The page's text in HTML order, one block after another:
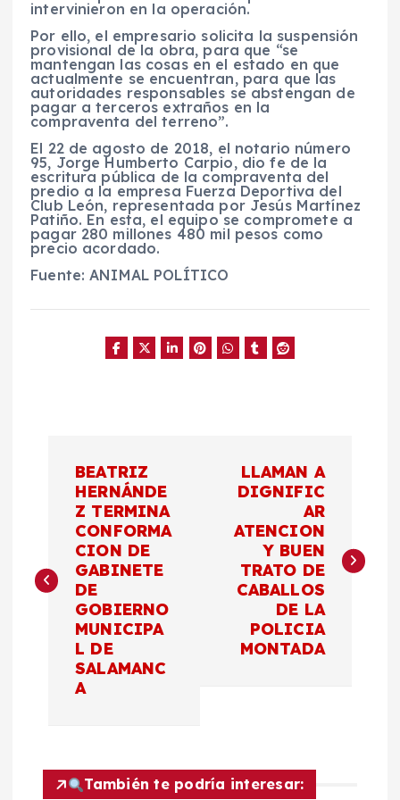
intervinieron en la operación.
Por ello, el empresario solicita la suspensión
provisional de la obra, para que “se
mantengan las cosas en el estado en que
actualmente se encuentran, para que las
autoridades responsables se abstengan de
pagar a terceros extraños en la
compraventa del terreno”.
El 22 de agosto de 2018, el notario número
95, Jorge Humberto Carpio, dio fe de la
escritura pública de la compraventa del
predio a la empresa Fuerza Deportiva del
Club León, representada por Jesús Martínez
Patiño. En esta, el equipo se compromete a
pagar 280 millones 480 mil pesos como
precio acordado.
Fuente: ANIMAL POLÍTICO
e
BEATRIZ
HERNÁNDE
Z TERMINA
CONFORMA
CION DE
GABINETE
DE
GOBIERNO
MUNICIPA
L DE
SALAMANC
A
LLAMAN A
DIGNIFIC
AR
ATENCION
Y BUEN
TRATO DE
CABALLOS
DE LA
POLICIA
MONTADA
También te podría interesar: